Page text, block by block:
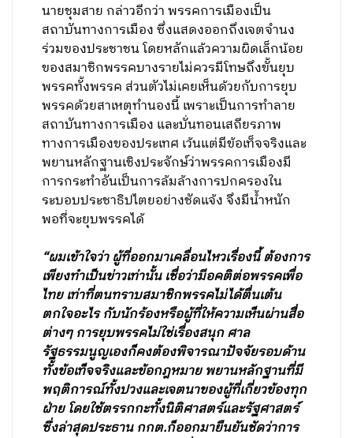
นายชุมสาย กล่าวอีกว่า พรรคการเมืองเป็น
สถาบันทางการเมือง ซึ่งแสดงออกถึงเจตจำนง
ร่วมของประชาชน โดยหลักแล้วความผิดเล็กน้อย
ของสมาชิกพรรคบางรายไม่ควรมีโทษถึงขั้นยุบ
พรรคทั้งพรรค ส่วนตัวไม่เคยเห็นด้วยกับการยุบ
พรรคด้วยสาเหตุทำนองนี้ เพราะเป็นการทำลาย
สถาบันทางการเมือง และบั่นทอนเสถียรภาพ
ทางการเมืองของประเทศ เว้นแต่มีข้อเท็จจริงและ
พยานหลักฐานเชิงประจักษ์ว่าพรรคการเมืองมี
การกระทำอันเป็นการล้มล้างการปกครองใน
ระบอบประชาธิปไตยอย่างชัดแจ้ง จึงมีน้ำหนัก
พอที่จะยุบพรรคได้
“ผมเข้าใจว่า ผู้ที่ออกมาเคลื่อนไหวเรื่องนี้ ต้องการ
เพียงทำเป็นข่าวเท่านั้น เชื่อว่ามีอคติต่อพรรคเพื่อ
ไทย เท่าที่ตนทราบสมาชิกพรรคไม่ได้ตื่นเต้น
ตกใจอะไร กับนักร้องหรือผู้ที่ให้ความเห็นผ่านสื่อ
ต่างๆ การยุบพรรคไม่ใช่เรื่องสนุก ศาล
รัฐธรรมนูญเองก็คงต้องพิจารณาปัจจัยรอบด้าน
ทั้งข้อเท็จจริงและข้อกฎหมาย พยานหลักฐานที่มี
พฤติการณ์ทั้งปวงและเจตนาของผู้ที่เกี่ยวข้องทุก
ฝ่าย โดยใช้ตรรกกะทั้งนิติศาสตร์และรัฐศาสตร์
ซึ่งล่าสุดประธาน กกต.ก็ออกมายืนยันชัดว่าการ